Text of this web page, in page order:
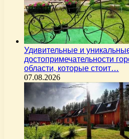
Удивительные и
достопримечательности
области, которые стоит…
07.08.2026